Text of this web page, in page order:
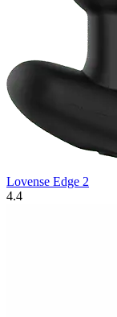
Lovense Edge 2
4.4